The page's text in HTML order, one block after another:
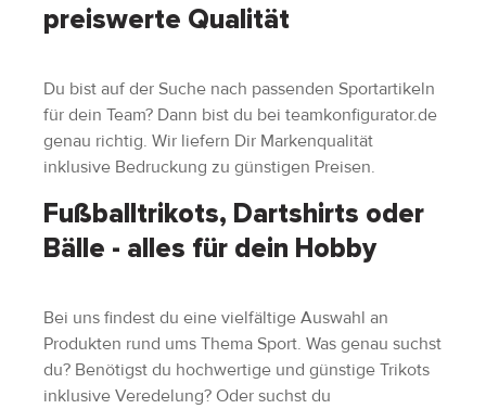
preiswerte Qualität
Du bist auf der Suche nach passenden Sportartikeln
für dein Team? Dann bist du bei teamkonfigurator.de
genau richtig. Wir liefern Dir Markenqualität
inklusive Bedruckung zu günstigen Preisen.
Fußballtrikots, Dartshirts oder
Bälle - alles für dein Hobby
Bei uns findest du eine vielfältige Auswahl an
Produkten rund ums Thema Sport. Was genau suchst
du? Benötigst du hochwertige und günstige Trikots
inklusive Veredelung? Oder suchst du